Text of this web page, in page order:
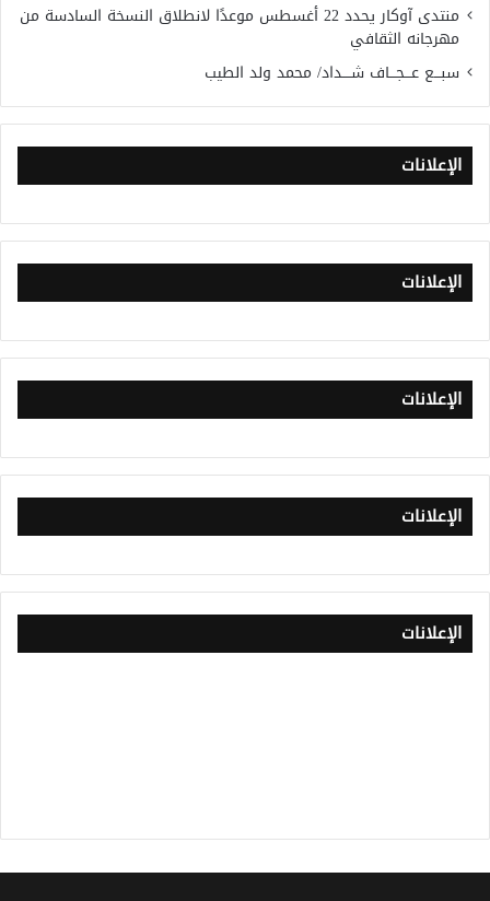
منتدى آوكار يحدد 22 أغسطس موعدًا لانطلاق النسخة السادسة من
مهرجانه الثقافي
سبـــع عـــجـــاف شــــداد/ محمد ولد الطيب
الإعلانات
الإعلانات
الإعلانات
الإعلانات
الإعلانات